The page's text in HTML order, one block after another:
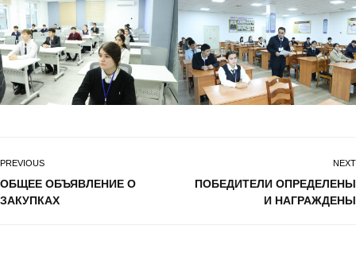
PREVIOUS
ОБЩЕЕ ОБЪЯВЛЕНИЕ О
ЗАКУПКАХ
NEXT
ПОБЕДИТЕЛИ ОПРЕДЕЛЕНЫ
И НАГРАЖДЕНЫ